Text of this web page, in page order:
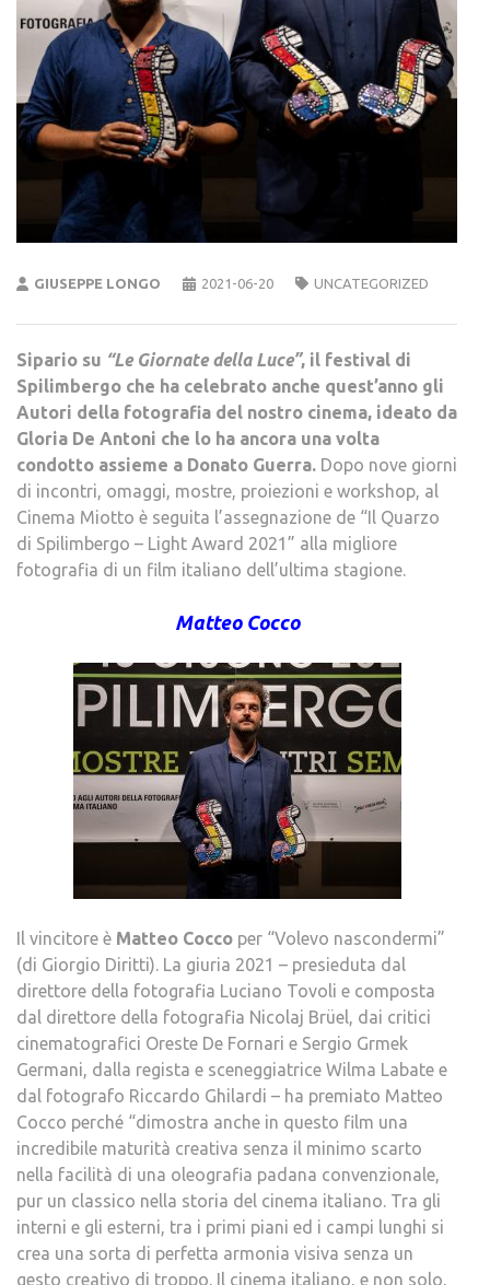
GIUSEPPE LONGO 2021-06-20 UNCATEGORIZED
Sipario su “Le Giornate della Luce”, il festival di
Spilimbergo che ha celebrato anche quest’anno gli
Autori della fotografia del nostro cinema, ideato da
Gloria De Antoni che lo ha ancora una volta
condotto assieme a Donato Guerra. Dopo nove giorni
di incontri, omaggi, mostre, proiezioni e workshop, al
Cinema Miotto è seguita l’assegnazione de “Il Quarzo
di Spilimbergo – Light Award 2021” alla migliore
fotografia di un film italiano dell’ultima stagione.
Matteo Cocco
Il vincitore è Matteo Cocco per “Volevo nascondermi”
(di Giorgio Diritti). La giuria 2021 – presieduta dal
direttore della fotografia Luciano Tovoli e composta
dal direttore della fotografia Nicolaj Brüel, dai critici
cinematografici Oreste De Fornari e Sergio Grmek
Germani, dalla regista e sceneggiatrice Wilma Labate e
dal fotografo Riccardo Ghilardi – ha premiato Matteo
Cocco perché “dimostra anche in questo film una
incredibile maturità creativa senza il minimo scarto
nella facilità di una oleografia padana convenzionale,
pur un classico nella storia del cinema italiano. Tra gli
interni e gli esterni, tra i primi piani ed i campi lunghi si
crea una sorta di perfetta armonia visiva senza un
gesto creativo di troppo. Il cinema italiano, e non solo,